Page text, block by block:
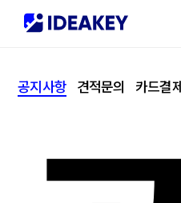
고객센터
공지사항 견적문의 카드결제